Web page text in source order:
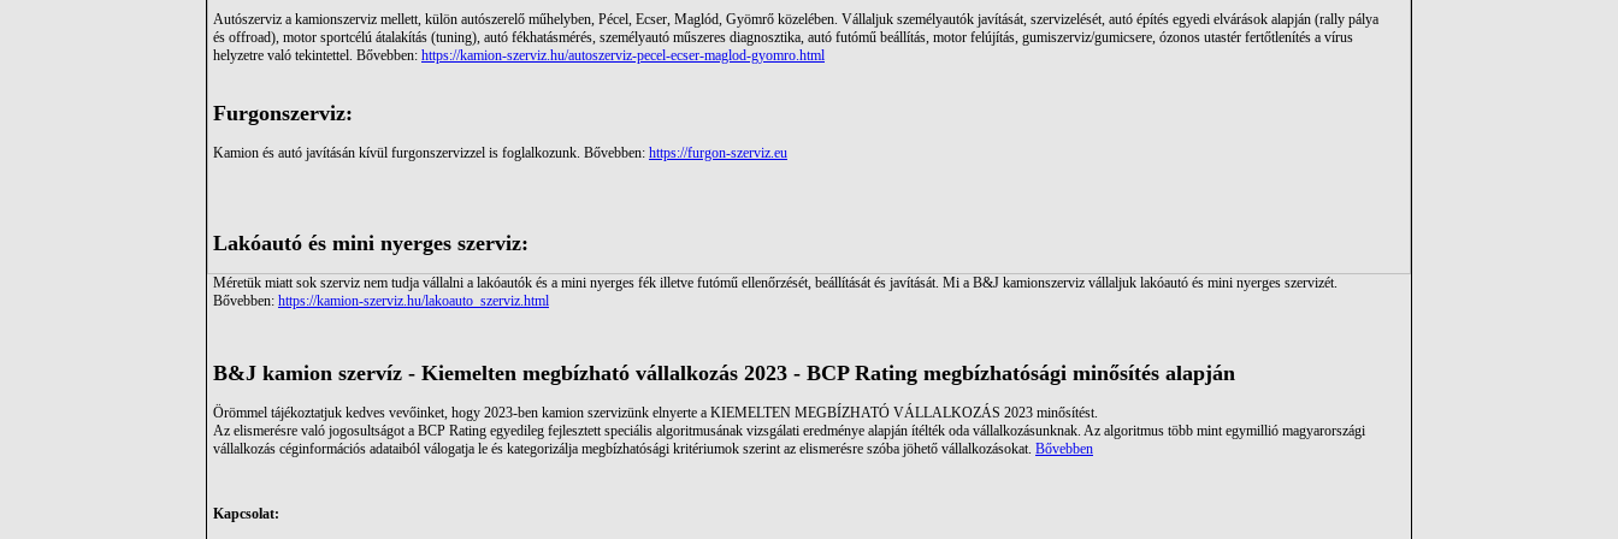
Autószerviz a kamionszerviz mellett, külön autószerelő műhelyben, Pécel, Ecser, Maglód, Gyömrő közelében. Vállaljuk személyautók javítását, szervizelését, autó építés egyedi elvárások alapján (rally pálya
és offroad), motor sportcélú átalakítás (tuning), autó fékhatásmérés, személyautó műszeres diagnosztika, autó futómű beállítás, motor felújítás, gumiszerviz/gumicsere, ózonos utastér fertőtlenítés a vírus
helyzetre való tekintettel. Bővebben: https://kamion-szerviz.hu/autoszerviz-pecel-ecser-maglod-gyomro.html
Furgonszerviz:
Kamion és autó javításán kívül furgonszervizzel is foglalkozunk. Bővebben: https://furgon-szerviz.eu
Lakóautó és mini nyerges szerviz:
Méretük miatt sok szerviz nem tudja vállalni a lakóautók és a mini nyerges fék illetve futómű ellenőrzését, beállítását és javítását. Mi a B&J kamionszerviz vállaljuk lakóautó és mini nyerges szervizét.
Bővebben: https://kamion-szerviz.hu/lakoauto_szerviz.html
B&J kamion szervíz - Kiemelten megbízható vállalkozás 2023 - BCP Rating megbízhatósági minősítés alapján
Örömmel tájékoztatjuk kedves vevőinket, hogy 2023-ben kamion szervizünk elnyerte a KIEMELTEN MEGBÍZHATÓ VÁLLALKOZÁS 2023 minősítést.
Az elismerésre való jogosultságot a BCP Rating egyedileg fejlesztett speciális algoritmusának vizsgálati eredménye alapján ítélték oda vállalkozásunknak. Az algoritmus több mint egymillió magyarországi
vállalkozás céginformációs adataiból válogatja le és kategorizálja megbízhatósági kritériumok szerint az elismerésre szóba jöhető vállalkozásokat. Bővebben
Kapcsolat: